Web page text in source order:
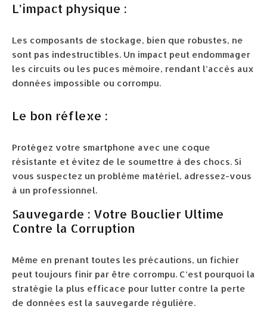
L’impact physique :
Les composants de stockage, bien que robustes, ne
sont pas indestructibles. Un impact peut endommager
les circuits ou les puces mémoire, rendant l’accès aux
données impossible ou corrompu.
Le bon réflexe :
Protégez votre smartphone avec une coque
résistante et évitez de le soumettre à des chocs. Si
vous suspectez un problème matériel, adressez-vous
à un professionnel.
Sauvegarde : Votre Bouclier Ultime
Contre la Corruption
Même en prenant toutes les précautions, un fichier
peut toujours finir par être corrompu. C’est pourquoi la
stratégie la plus efficace pour lutter contre la perte
de données est la sauvegarde régulière.